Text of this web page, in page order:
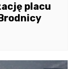
placu